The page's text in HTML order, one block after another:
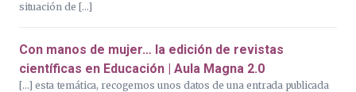
situación de […]
Con manos de mujer… la edición de revistas
científicas en Educación | Aula Magna 2.0
[…] esta temática, recogemos unos datos de una entrada publicada